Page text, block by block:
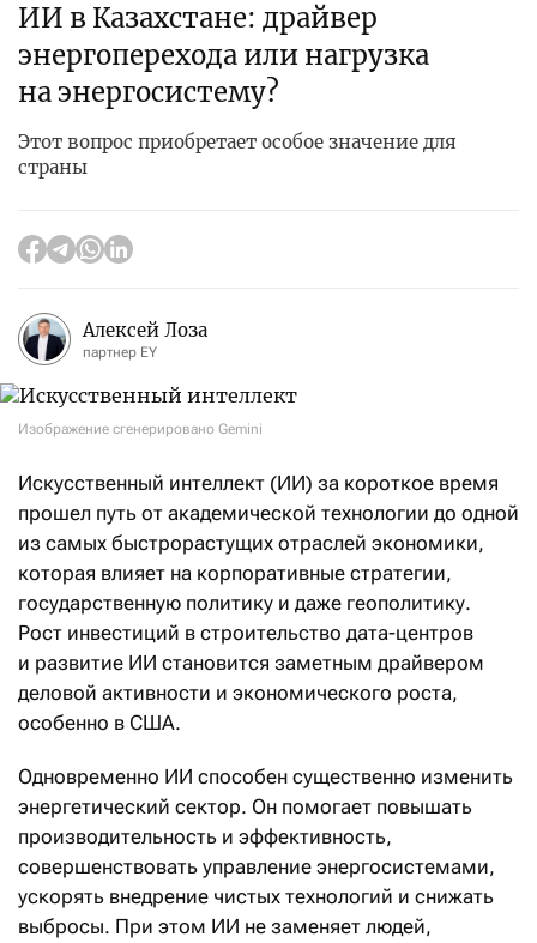
ИИ в Казахстане: драйвер
энергоперехода или нагрузка
на энергосистему?
Этот вопрос приобретает особое значение для
страны
Алексей Лоза
партнер EY
Изображение сгенерировано Gemini
Искусственный интеллект (ИИ) за короткое время
прошел путь от академической технологии до одной
из самых быстрорастущих отраслей экономики,
которая влияет на корпоративные стратегии,
государственную политику и даже геополитику.
Рост инвестиций в строительство дата-центров
и развитие ИИ становится заметным драйвером
деловой активности и экономического роста,
особенно в США.
Одновременно ИИ способен существенно изменить
энергетический сектор. Он помогает повышать
производительность и эффективность,
совершенствовать управление энергосистемами,
ускорять внедрение чистых технологий и снижать
выбросы. При этом ИИ не заменяет людей,